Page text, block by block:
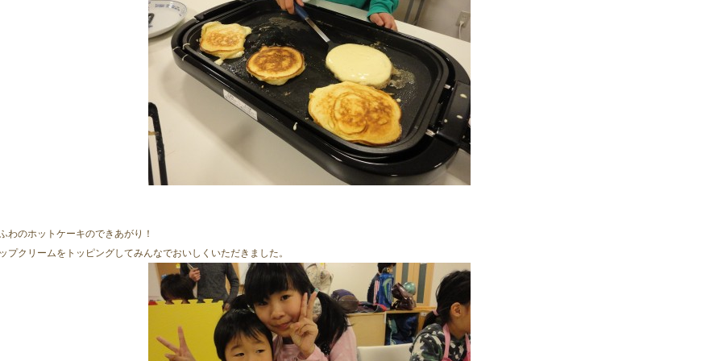
わのホットケーキのできあがり！
プクリームをトッピングしてみんなでおいしくいただきました。